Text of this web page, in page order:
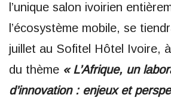
l’unique salon ivoirien
l’écosystème mobile, se
juillet au Sofitel Hôtel Ivoire,
du thème « L’Afrique, un
d’innovation : enjeux et